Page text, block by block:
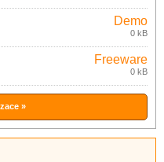
Demo
0 kB
Freeware
0 kB
»